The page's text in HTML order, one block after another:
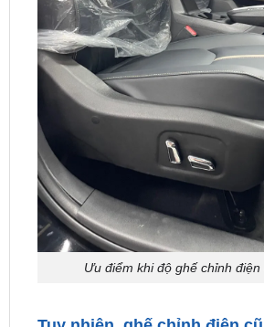
Ưu điểm khi độ ghế chỉnh điện
Tuy nhiên, ghế chỉnh điện